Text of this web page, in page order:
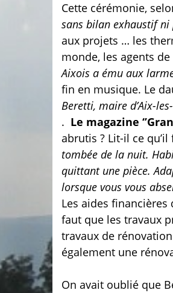
Cette cérémonie,
sans bilan exhaustif ni
aux projets … les
monde, les agents
Aixois a ému aux
fin en musique. Le
Beretti, maire d’Aix-
. Le magazine
abrutis ? Lit-il ce
tombée de la nuit.
quittant une pièce.
lorsque vous vous
Les aides financières
faut que les travaux
travaux de
également une
On avait oublié que